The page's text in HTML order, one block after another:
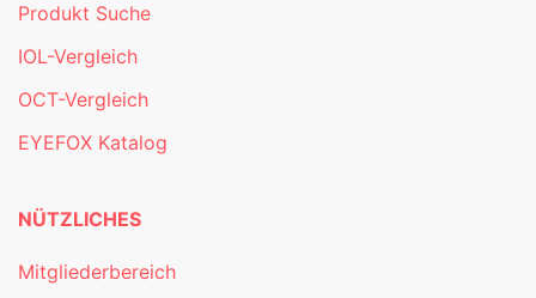
Produkt Suche
IOL-Vergleich
OCT-Vergleich
EYEFOX Katalog
NÜTZLICHES
Mitgliederbereich